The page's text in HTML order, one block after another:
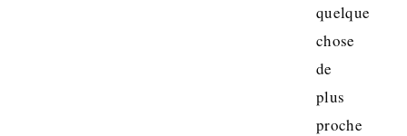
quelque
chose
de
plus
proche